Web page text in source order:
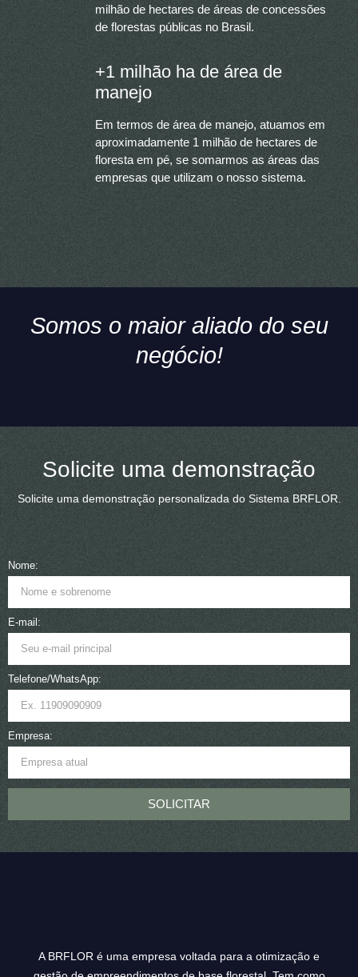
milhão de hectares de áreas de concessões
de florestas públicas no Brasil.
+1 milhão ha de área de
manejo
Em termos de área de manejo, atuamos em
aproximadamente 1 milhão de hectares de
floresta em pé, se somarmos as áreas das
empresas que utilizam o nosso sistema.
Somos o maior aliado do seu
negócio!
Solicite uma demonstração
Solicite uma demonstração personalizada do Sistema BRFLOR.
Nome:
E-mail:
Telefone/WhatsApp:
Empresa:
SOLICITAR
A BRFLOR é uma empresa voltada para a otimização e